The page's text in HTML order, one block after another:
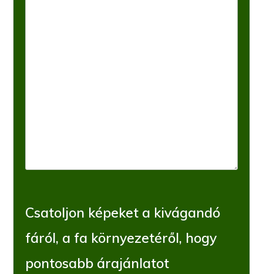
Csatoljon képeket a kivágandó
fáról, a fa környezetéről, hogy
pontosabb árajánlatot